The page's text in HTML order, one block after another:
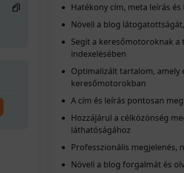
Hatékony cím, meta leírás
Növeli a blog
Segít a keresőmotoroknak
indexelésében
Optimalizált tartalom, amely
keresőmotorokban
A cím és leírás pontosan
Hozzájárul a célközönség
láthatóságához
Professzionális megjelenés,
Növeli a blog forgalmát és